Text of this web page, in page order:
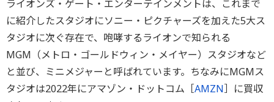
ライオンズ・ゲート・エンターテインメントは、これまで
に紹介したスタジオにソニー・ピクチャーズを加えた5大ス
タジオに次ぐ存在で、咆哮するライオンで知られる
MGM（メトロ・ゴールドウィン・メイヤー）スタジオなど
と並び、ミニメジャーと呼ばれています。ちなみにMGMス
タジオは2022年にアマゾン・ドットコム［AMZN］に買収